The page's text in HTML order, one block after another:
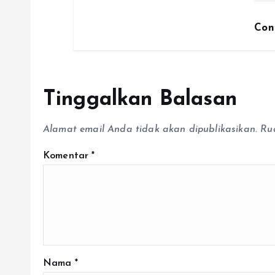
Tinggalkan Balasan
Alamat email Anda tidak akan dipublikasikan.
Komentar*
Nama *